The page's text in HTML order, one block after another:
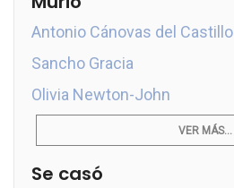
Antonio Cánovas del Castillo
Sancho Gracia
Olivia Newton-John
VER MÁS...
Se casó